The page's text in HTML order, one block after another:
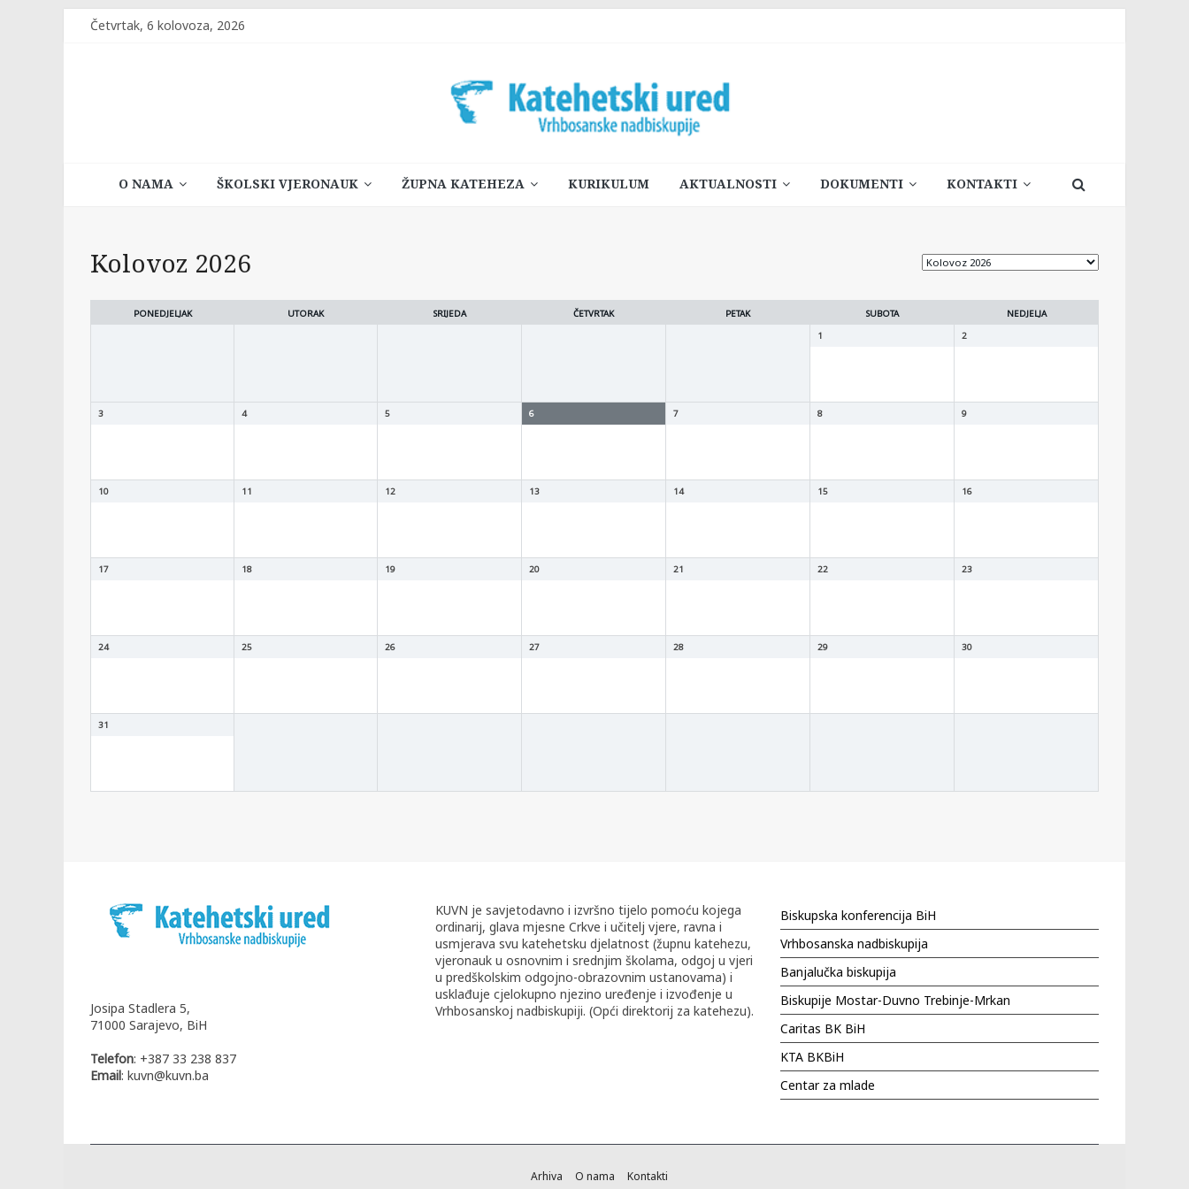
Četvrtak, 6 kolovoza, 2026
Vrhbosanske
nadbiskupije
O NAMA ŠKOLSKI VJERONAUK ŽUPNA KATEHEZA KURIKULUM AKTUALNOSTI DOKUMENTI KONTAKTI
Kolovoz 2026
PONEDJELJAK UTORAK SRIJEDA ČETVRTAK PETAK SUBOTA
NEDJELJA
1
2
3 4 5 6 7 8 9
10 11 12 13 14 15 16
17 18 19 20 21 22 23
24 25 26 27 28 29 30
31
Josipa Stadlera 5,
71000 Sarajevo, BiH
Telefon: +387 33 238 837
Email: kuvn@kuvn.ba
KUVN je savjetodavno i izvršno tijelo pomoću kojega
ordinarij, glava mjesne Crkve i učitelj vjere, ravna i
usmjerava svu katehetsku djelatnost (župnu katehezu,
vjeronauk u osnovnim i srednjim školama, odgoj u vjeri
u predškolskim odgojno-obrazovnim ustanovama) i
usklađuje cjelokupno njezino uređenje i izvođenje u
Vrhbosanskoj nadbiskupiji. (Opći direktorij za katehezu).
Biskupska konferencija BiH
Vrhbosanska nadbiskupija
Banjalučka biskupija
Biskupije Mostar-Duvno Trebinje-Mrkan
Caritas BK BiH
KTA BKBiH
Centar za mlade
Arhiva O nama Kontakti